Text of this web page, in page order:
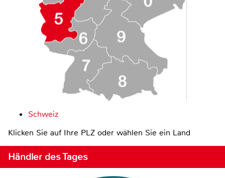
Schweiz
Klicken Sie auf Ihre PLZ oder wählen Sie ein Land
Händler des Tages